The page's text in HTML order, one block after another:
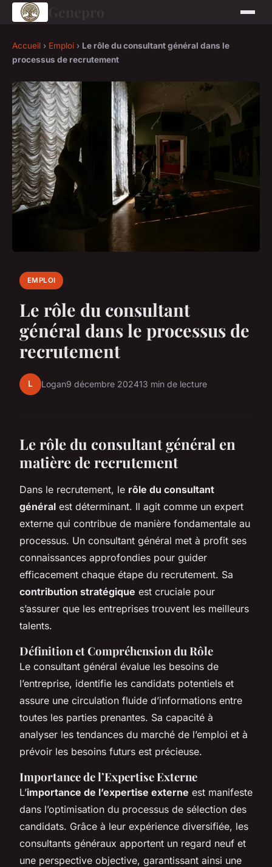
Accueil › Emploi › Le rôle du consultant général dans le
processus de recrutement
EMPLOI
Le rôle du consultant
général dans le processus de
recrutement
L Logan9 décembre 202413 min de lecture
Le rôle du consultant général en
matière de recrutement
Dans le recrutement, le rôle du consultant
général est déterminant. Il agit comme un expert
externe qui contribue de manière fondamentale au
processus. Un consultant général met à profit ses
connaissances approfondies pour guider
efficacement chaque étape du recrutement. Sa
contribution stratégique est cruciale pour
s’assurer que les entreprises trouvent les meilleurs
talents.
Définition et Compréhension du Rôle
Le consultant général évalue les besoins de
l’entreprise, identifie les candidats potentiels et
assure une circulation fluide d’informations entre
toutes les parties prenantes. Sa capacité à
analyser les tendances du marché de l’emploi et à
prévoir les besoins futurs est précieuse.
Importance de l’Expertise Externe
L’importance de l’expertise externe est manifeste
dans l’optimisation du processus de sélection des
candidats. Grâce à leur expérience diversifiée, les
consultants généraux apportent un regard neuf et
une perspective objective, garantissant ainsi une